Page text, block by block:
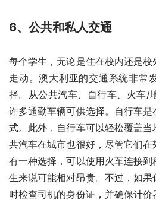
6、 公共和私人交通
每个学生，无论是住在校内还是
走动。澳大利亚的交通系统非常
择。从公共汽车、自行车、火车/
许多通勤车辆可供选择。自行车
式。此外，自行车可以轻松覆盖
共汽车在城市也很好，尽管它们
有一种选择，可以使用火车连接
生来说可能相对昂贵。不过，如
时检查司机的身份证，并确保计